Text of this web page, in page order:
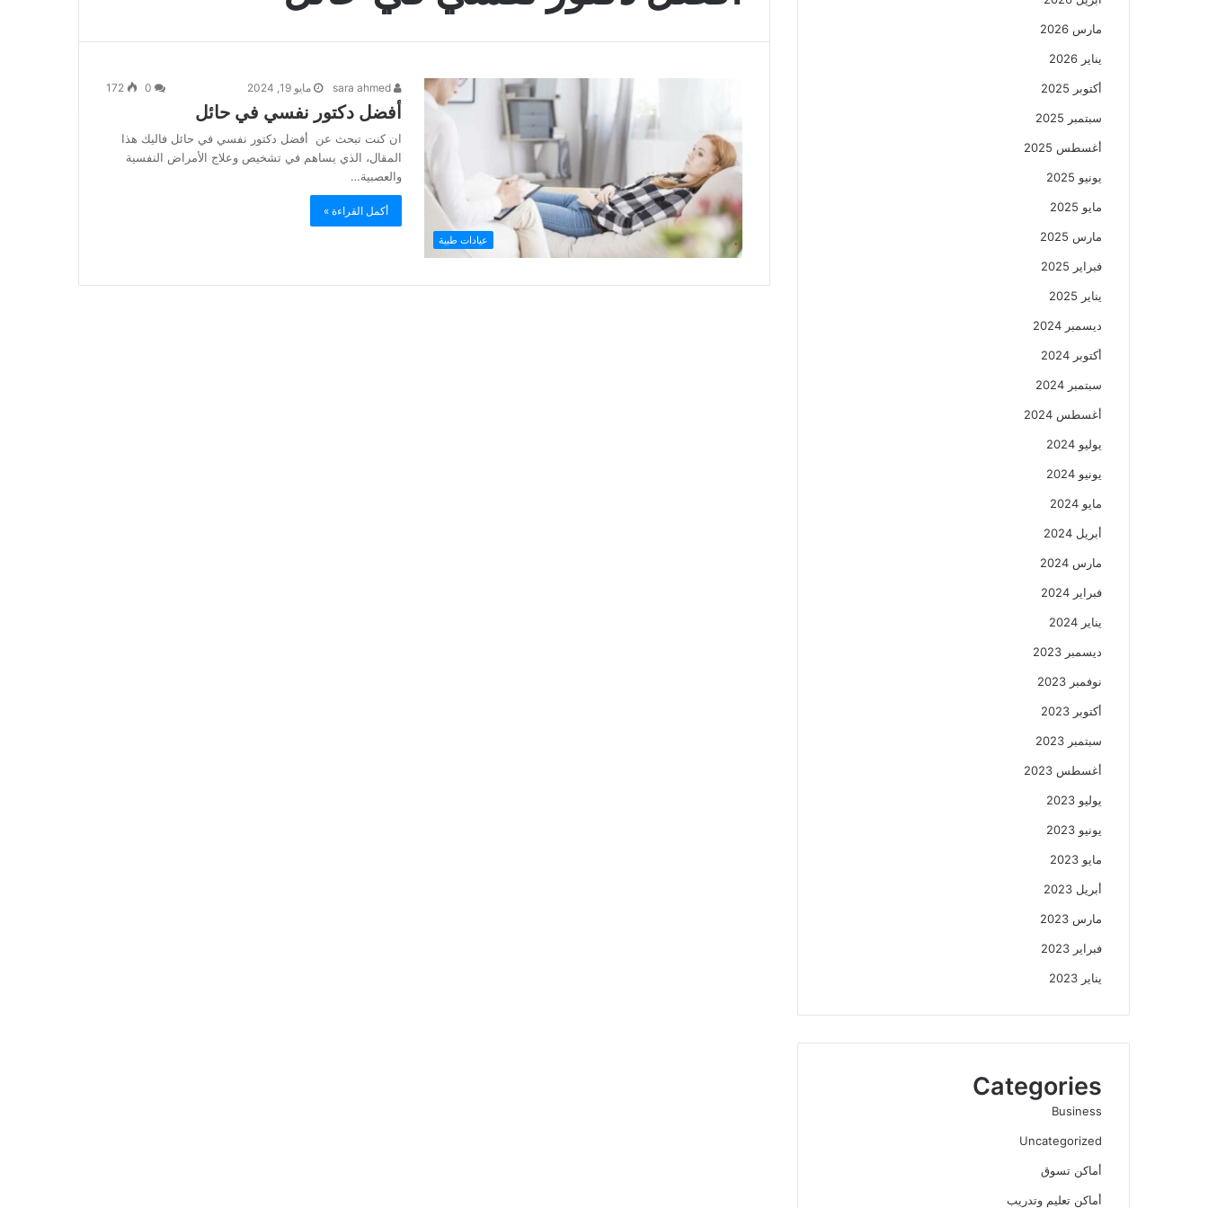
عيادات طبية
مايو 19, 2024 172
أفضل دكتور نفسي في حائل
ان كنت تبحث عن أفضل دكتور نفسي في حائل فاليك هذا
المقال، الذي يساهم في تشخيص وعلاج الأمراض النفسية
والعصبية…
أكمل القراءة »
مارس 2026
يناير 2026
أكتوبر 2025
سبتمبر 2025
أغسطس 2025
يونيو 2025
مايو 2025
مارس 2025
فبراير 2025
يناير 2025
ديسمبر 2024
أكتوبر 2024
سبتمبر 2024
أغسطس 2024
يوليو 2024
يونيو 2024
مايو 2024
أبريل 2024
مارس 2024
فبراير 2024
يناير 2024
ديسمبر 2023
نوفمبر 2023
أكتوبر 2023
سبتمبر 2023
أغسطس 2023
يوليو 2023
يونيو 2023
مايو 2023
أبريل 2023
مارس 2023
فبراير 2023
يناير 2023
Categories
Business
Uncategorized
أماكن تسوق
أماكن تعليم وتدريب